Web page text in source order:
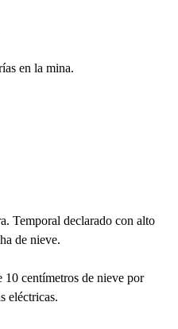
en la mina.
Temporal declarado con alto
de nieve.
10 centímetros de nieve por
eléctricas.